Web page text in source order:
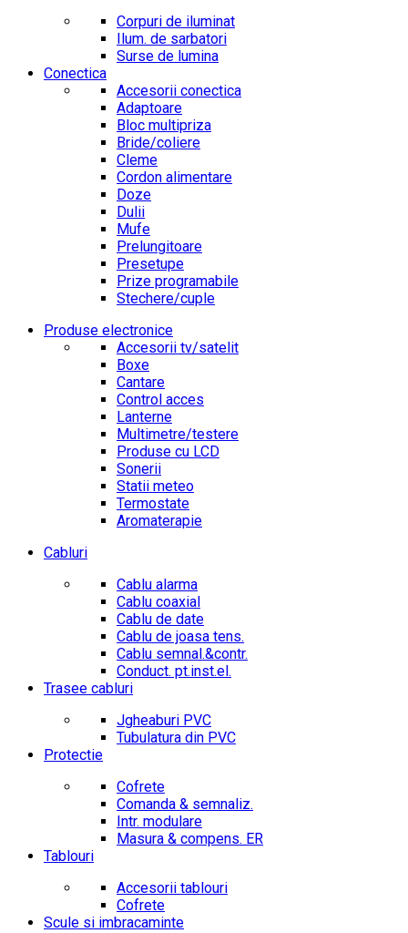
Corpuri de iluminat
Ilum. de sarbatori
Surse de lumina
Conectica
Accesorii conectica
Adaptoare
Bloc multipriza
Bride/coliere
Cleme
Cordon alimentare
Doze
Dulii
Mufe
Prelungitoare
Presetupe
Prize programabile
Stechere/cuple
Produse electronice
Accesorii tv/satelit
Boxe
Cantare
Control acces
Lanterne
Multimetre/testere
Produse cu LCD
Sonerii
Statii meteo
Termostate
Aromaterapie
Cabluri
Cablu alarma
Cablu coaxial
Cablu de date
Cablu de joasa tens.
Cablu semnal.&contr.
Conduct. pt.inst.el.
Trasee cabluri
Jgheaburi PVC
Tubulatura din PVC
Protectie
Cofrete
Comanda & semnaliz.
Intr. modulare
Masura & compens. ER
Tablouri
Accesorii tablouri
Cofrete
Scule si imbracaminte